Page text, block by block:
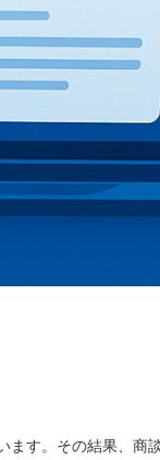
す。その結果、商